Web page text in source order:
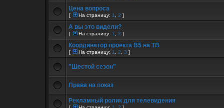
Цена вопроса
[ На страницу: 1 2 ]
А вы это видели?
[ На страницу: 1 2 ]
Координатор проекта В5 на ТВ
[ На страницу: 1 2 3 ]
"Шестой сезон"
Права на показ
Рекламный ролик для телевидения